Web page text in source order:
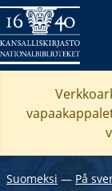
Suomeksi ― På